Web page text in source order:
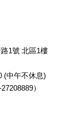
1號 北區1樓
(中午不休息)
）